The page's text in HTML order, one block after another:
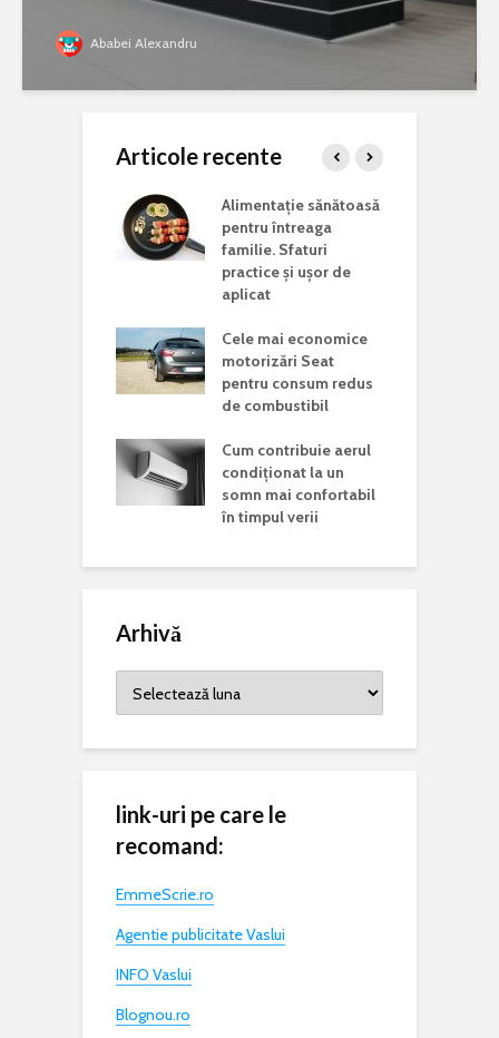
Ababei Alexandru
Articole recente
Alimentație sănătoasă
pentru întreaga
familie. Sfaturi
practice și ușor de
aplicat
Cele mai economice
motorizări Seat
pentru consum redus
de combustibil
Cum contribuie aerul
condiționat la un
somn mai confortabil
în timpul verii
Arhivă
link-uri pe care le
recomand:
EmmeScrie.ro
Agentie publicitate Vaslui
INFO Vaslui
Blognou.ro